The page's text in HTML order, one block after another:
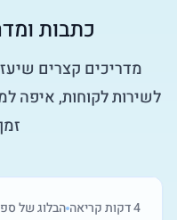
כתבות
מדריכים קצרים
לשירות לקוחות, איפה
4דקות קריאה הבלוג של